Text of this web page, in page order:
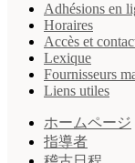
Adhésions en
Horaires
Accès et
Lexique
Fournisseurs
Liens utiles
ホームページ
指導者